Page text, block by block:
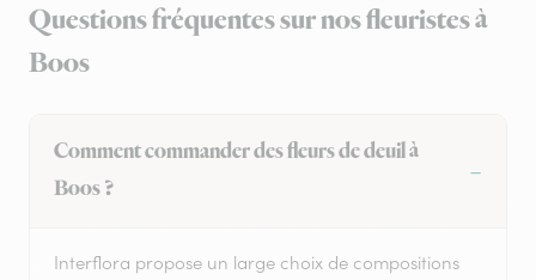
Questions fréquentes sur nos fleuristes à
Boos
Comment commander des fleurs de deuil à
Boos ?
Interflora propose un large choix de compositions